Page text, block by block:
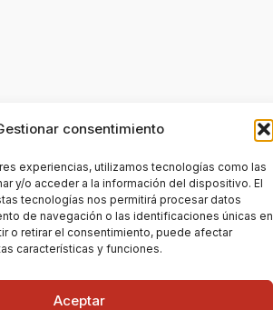
consentimiento
experiencias, utilizamos tecnologías como las
y/o acceder a la información del dispositivo. El
tecnologías nos permitirá procesar datos
de navegación o las identificaciones únicas en
o retirar el consentimiento, puede afectar
características y funciones.
Aceptar